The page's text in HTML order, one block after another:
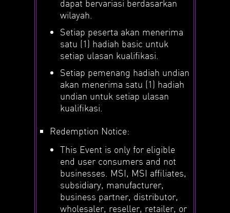
dapat bervariasi berdasarkan
wilayah.
Setiap peserta akan menerima
satu (1) hadiah basic untuk
setiap ulasan kualifikasi.
Setiap pemenang hadiah undian
akan menerima satu (1) hadiah
undian untuk setiap ulasan
kualifikasi.
Redemption Notice:
This Event is only for eligible
end user consumers and not
businesses. MSI, MSI affiliates,
subsidiary, manufacturer,
business partner, distributor,
wholesaler, reseller, retailer, or